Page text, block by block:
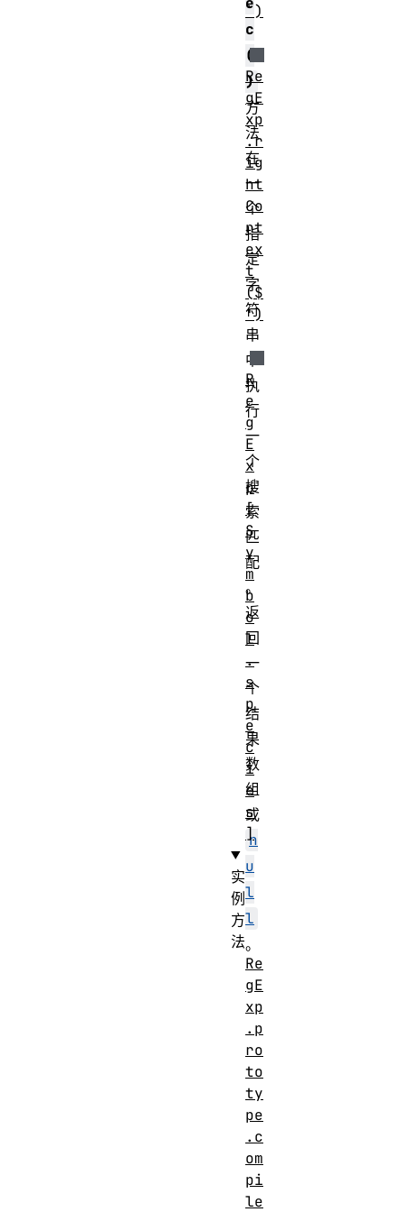
c
(
)
方
法
在
一
个
指
定
字
符
串
中
执
行
一
个
搜
索
匹
配
。
返
回
一
个
结
果
数
组
或
n
u
l
l
。
`)
Re
gE
xp
.r
ig
ht
Co
nt
ex
t
($
')
R
e
g
E
x
p
[
S
y
m
b
o
l
.
s
p
e
c
i
e
s
]
实
例
方
法
Re
gE
xp
.p
ro
to
ty
pe
.c
om
pi
le